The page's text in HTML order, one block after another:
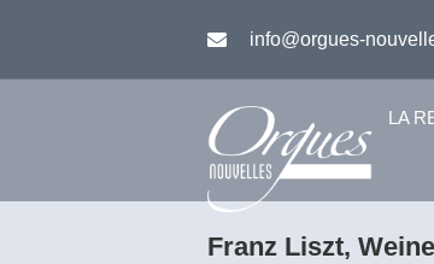
info@orgues-
LA
Franz Liszt,